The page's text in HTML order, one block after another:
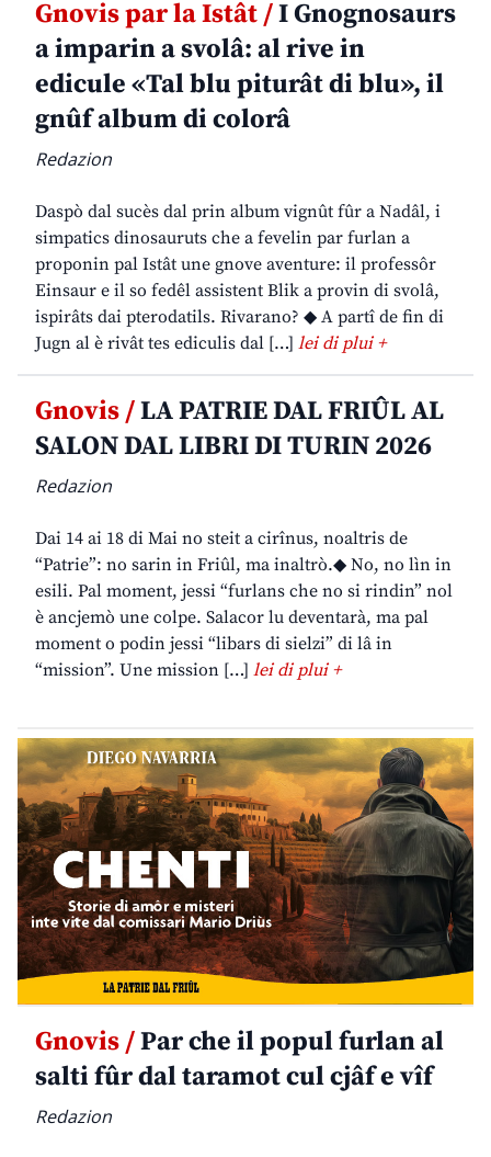
Gnovis par la Istât /I Gnognosaurs
a imparin a svolâ: al rive in
edicule «Tal blu piturât di blu», il
gnûf album di colorâ
Redazion
Daspò dal sucès dal prin album vignût fûr a Nadâl, i
simpatics dinosauruts che a fevelin par furlan a
proponin pal Istât une gnove aventure: il professôr
Einsaur e il so fedêl assistent Blik a provin di svolâ,
ispirâts dai pterodatils. Rivarano? ◆ A partî de fin di
Jugn al è rivât tes ediculis dal […] lei di plui +
Gnovis /LA PATRIE DAL FRIÛL AL
SALON DAL LIBRI DI TURIN 2026
Redazion
Dai 14 ai 18 di Mai no steit a cirînus, noaltris de
“Patrie”: no sarin in Friûl, ma inaltrò.◆ No, no lìn in
esili. Pal moment, jessi “furlans che no si rindin” nol
è ancjemò une colpe. Salacor lu deventarà, ma pal
moment o podin jessi “libars di sielzi” di lâ in
“mission”. Une mission […] lei di plui +
Gnovis /Par che il popul furlan al
salti fûr dal taramot cul cjâf e vîf
Redazion